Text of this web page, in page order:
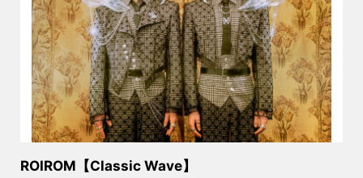
2025.06.03
ザ・マシンガンパンチさんのレコーディ
ングにmagodai studioが使われまし
た！ぜひチェックしてみてください！
2024.11.16
リリックラボ第29期への参加を募集し
ェック！
ROIROM【Classic Wave】